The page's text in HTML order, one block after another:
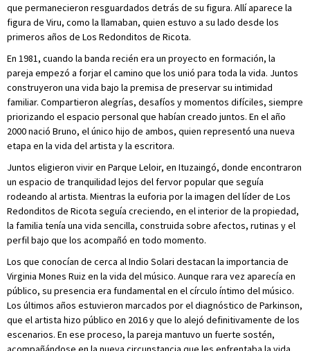
que permanecieron resguardados detrás de su figura. Allí aparece la
figura de Viru, como la llamaban, quien estuvo a su lado desde los
primeros años de Los Redonditos de Ricota.
En 1981, cuando la banda recién era un proyecto en formación, la
pareja empezó a forjar el camino que los unió para toda la vida. Juntos
construyeron una vida bajo la premisa de preservar su intimidad
familiar. Compartieron alegrías, desafíos y momentos difíciles, siempre
priorizando el espacio personal que habían creado juntos. En el año
2000 nació Bruno, el único hijo de ambos, quien representó una nueva
etapa en la vida del artista y la escritora.
Juntos eligieron vivir en Parque Leloir, en Ituzaingó, donde encontraron
un espacio de tranquilidad lejos del fervor popular que seguía
rodeando al artista. Mientras la euforia por la imagen del líder de Los
Redonditos de Ricota seguía creciendo, en el interior de la propiedad,
la familia tenía una vida sencilla, construida sobre afectos, rutinas y el
perfil bajo que los acompañó en todo momento.
Los que conocían de cerca al Indio Solari destacan la importancia de
Virginia Mones Ruiz en la vida del músico. Aunque rara vez aparecía en
público, su presencia era fundamental en el círculo íntimo del músico.
Los últimos años estuvieron marcados por el diagnóstico de Parkinson,
que el artista hizo público en 2016 y que lo alejó definitivamente de los
escenarios. En ese proceso, la pareja mantuvo un fuerte sostén,